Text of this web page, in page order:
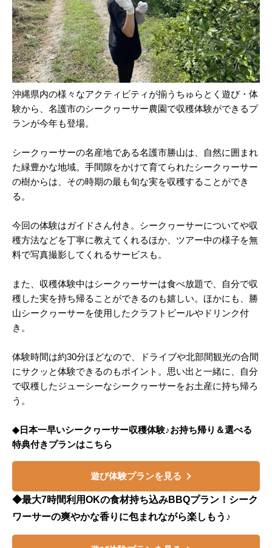
沖縄県内の様々なアクティビティが揃うちゅらとく遊び・体
験から、名護市のシークヮーサー農園で収穫体験ができるプ
ランが今年も登場。
シークヮーサーの名産地である名護市勝山は、自然に囲まれ
た緑豊かな地域。手間隙をかけて育てられたシークヮーサー
の樹からは、その時期の最も旬な実を収穫することができ
る。
今回の体験はガイドさん付き。シークヮーサーについてや収
穫方法などを丁寧に教えてくれるほか、ツアー中の様子を無
料で写真撮影してくれるサービスも。
また、収穫体験中はシークヮーサーは食べ放題で、自分で収
穫した実を持ち帰ることができるのも嬉しい。ほかにも、勝
山シークヮーサーを使用したクラフトビールやドリンク付
き。
体験時間は約30分ほどなので、ドライブや北部間観光の合間
にサクッと体験できるのもポイント。思い出と一緒に、自分
で収穫したジューシーなシークヮーサーをお土産に持ち帰ろ
う。
◆日本一早いシークヮーサー収穫体験♪お持ち帰り＆選べる
特典付きプランはこちら
遊び体験プランを見る
◆最大7時間利用OKの食材持ち込みBBQプラン！シーク
ワーサーの爽やかな香りに包まれながら楽しもう♪